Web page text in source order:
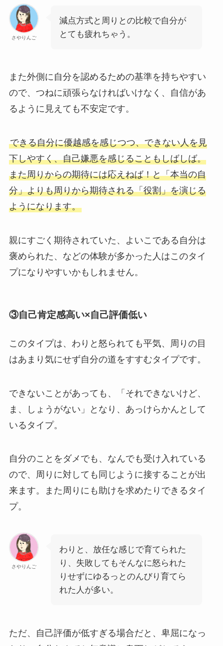
さやりんご
減点方式と周りとの比較で自分が
とても疲れちゃう。
また外側に自分を認めるための基準を持ちやすい
ので、つねに頑張らなければいけなく、自信があ
るように見えても不安定です。
できる自分に優越感を感じつつ、できない人を見
下しやすく、自己嫌悪を感じることもしばしば。
また周りからの期待には応えねば！と「本当の自
分」よりも周りから期待される「役割」を演じる
ようになります。
親にすごく期待されていた、よいこである自分は
褒められた、などの体験が多かった人はこのタイ
プになりやすいかもしれません。
③自己肯定感高い×自己評価低い
このタイプは、わりと怒られても平気、周りの目
はあまり気にせず自分の道をすすむタイプです。
できないことがあっても、「それできないけど、
ま、しょうがない」となり、あっけらかんとして
いるタイプ。
自分のことをダメでも、なんでも受け入れている
ので、周りに対しても同じように接することが出
来ます。また周りにも助けを求めたりできるタイ
プ。
さやりんご
わりと、放任な感じで育てられた
り、失敗してもそんなに怒られた
りせずにゆるっとのんびり育てら
れた人が多い。
ただ、自己評価が低すぎる場合だと、卑屈になっ